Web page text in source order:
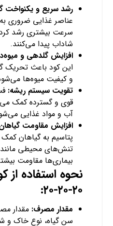
رشد سریع و یکنواخت
عناصر غذایی ضروری به
سرعت بیشتری رشد
شاداب پیدا می‌کنند.
افزایش گلدهی و
این کود باعث تحریک
و کیفیت میوه‌ها
تقویت سیستم ریشه:
قوی و گسترده کمک
آب و مواد غذایی
افزایش مقاومت
پتاسیم به گیاهان کمک
تنش‌های محیطی
بیماری‌ها مقاومت
نحوه استفاده از
۲۰-۲۰-۲۰:
مقدار مصرف: مقدار
سن گیاه، نوع خاک و